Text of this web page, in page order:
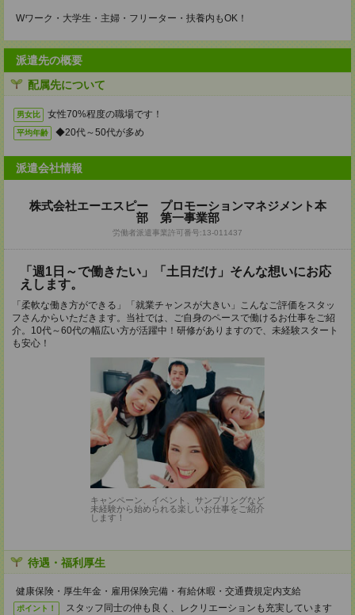
Wワーク・大学生・主婦・フリーター・扶養内もOK！
派遣先の概要
配属先について
男女比 女性70%程度の職場です！
平均年齢 ◆20代～50代が多め
派遣会社情報
株式会社エーエスピー プロモーションマネジメント本
部 第一事業部
労働者派遣事業許可番号:13-011437
「週1日～で働きたい」「土日だけ」そんな想いにお応
えします。
「柔軟な働き方ができる」「就業チャンスが大きい」こんなご評価をスタッ
フさんからいただきます。当社では、ご自身のペースで働けるお仕事をご紹
介。10代～60代の幅広い方が活躍中！研修がありますので、未経験スタート
も安心！
キャンペーン、イベント、サンプリングなど
未経験から始められる楽しいお仕事をご紹介
します！
待遇・福利厚生
健康保険・厚生年金・雇用保険完備・有給休暇・交通費規定内支給
ポイント！
スタッフ同士の仲も良く、レクリエーションも充実しています